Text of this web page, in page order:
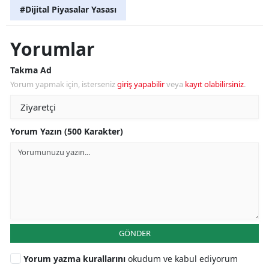
#Dijital Piyasalar Yasası
Yorumlar
Takma Ad
Yorum yapmak için, istersenizgiriş yapabilirveya kayıt olabilirsiniz.
Yorum Yazın (500 Karakter)
GÖNDER
Yorum yazma kurallarını okudum ve kabul ediyorum